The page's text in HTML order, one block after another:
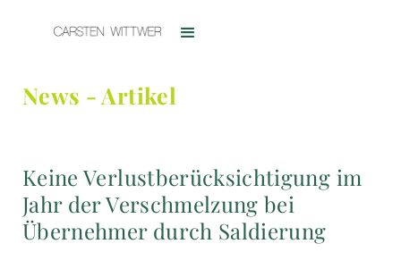
News - Artikel
Keine Verlustberücksichtigung im
Jahr der Verschmelzung bei
Übernehmer durch Saldierung